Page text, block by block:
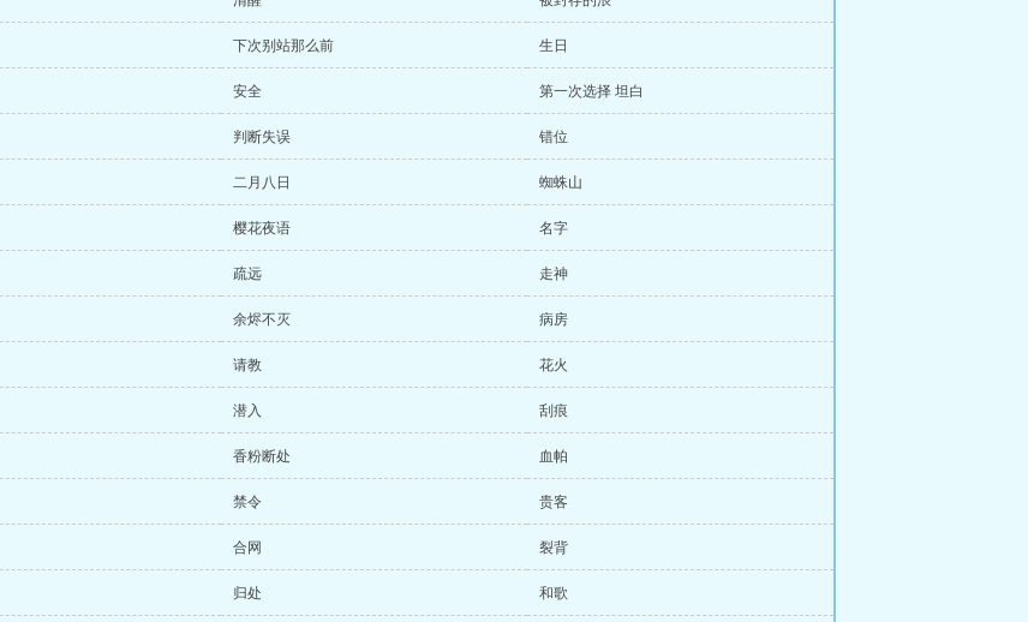
下次别站那么前 生日
安全 第一次选择 坦白
判断失误 错位
二月八日 蜘蛛山
樱花夜语 名字
疏远 走神
余烬不灭 病房
请教 花火
潜入 刮痕
香粉断处 血帕
禁令 贵客
合网 裂背
归处 和歌